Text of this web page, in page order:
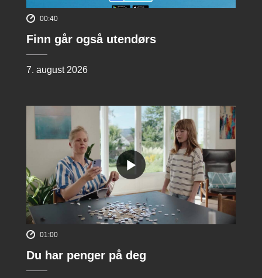
00:40
Finn går også utendørs
7. august 2026
01:00
Du har penger på deg